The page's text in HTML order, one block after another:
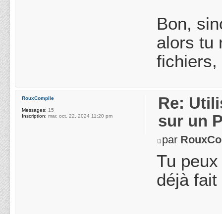
Bon,
alors tu
fichiers,
Re:
sur un
par
Tu
déjà
RouxCompile
Messages: 15
Inscription: mar. oct. 22, 2024 11:20 pm